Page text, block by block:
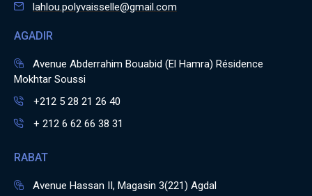
lahlou.polyvaisselle@gmail.com
AGADIR
Avenue Abderrahim Bouabid (El Hamra) Résidence
Mokhtar Soussi
+212 5 28 21 26 40
+ 212 6 62 66 38 31
RABAT
Avenue Hassan II, Magasin 3(221) Agdal